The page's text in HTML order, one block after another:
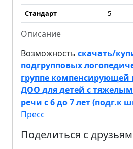
Стандарт
5
Описание
Возможность скачать/
подгрупповых
группе компенсирующей
ДОО для детей с
речи с 6 до 7 лет (подг.к
Пресс
Поделиться с